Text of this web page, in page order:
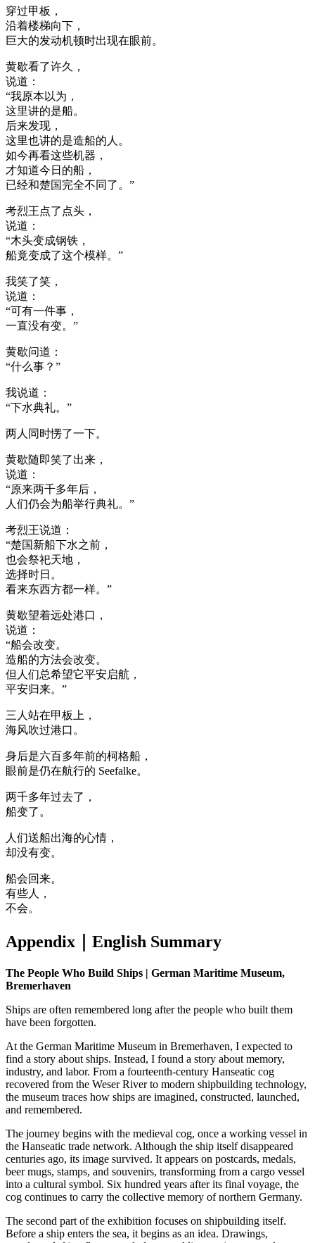
穿过甲板，
沿着楼梯向下，
巨大的发动机顿时出现在眼前。
黄歇看了许久，
说道：
“我原本以为，
这里讲的是船。
后来发现，
这里也讲的是造船的人。
如今再看这些机器，
才知道今日的船，
已经和楚国完全不同了。”
考烈王点了点头，
说道：
“木头变成钢铁，
船竟变成了这个模样。”
我笑了笑，
说道：
“可有一件事，
一直没有变。”
黄歇问道：
“什么事？”
我说道：
“下水典礼。”
两人同时愣了一下。
黄歇随即笑了出来，
说道：
“原来两千多年后，
人们仍会为船举行典礼。”
考烈王说道：
“楚国新船下水之前，
也会祭祀天地，
选择时日。
看来东西方都一样。”
黄歇望着远处港口，
说道：
“船会改变。
造船的方法会改变。
但人们总希望它平安启航，
平安归来。”
三人站在甲板上，
海风吹过港口。
身后是六百多年前的柯格船，
眼前是仍在航行的 Seefalke。
两千多年过去了，
船变了。
人们送船出海的心情，
却没有变。
船会回来。
有些人，
不会。
Appendix｜English Summary
The People Who Build Ships | German Maritime Museum,
Bremerhaven
Ships are often remembered long after the people who built them
have been forgotten.
At the German Maritime Museum in Bremerhaven, I expected to
find a story about ships. Instead, I found a story about memory,
industry, and labor. From a fourteenth-century Hanseatic cog
recovered from the Weser River to modern shipbuilding technology,
the museum traces how ships are imagined, constructed, launched,
and remembered.
The journey begins with the medieval cog, once a working vessel in
the Hanseatic trade network. Although the ship itself disappeared
centuries ago, its image survived. It appears on postcards, medals,
beer mugs, stamps, and souvenirs, transforming from a cargo vessel
into a cultural symbol. Six hundred years after its final voyage, the
cog continues to carry the collective memory of northern Germany.
The second part of the exhibition focuses on shipbuilding itself.
Before a ship enters the sea, it begins as an idea. Drawings,